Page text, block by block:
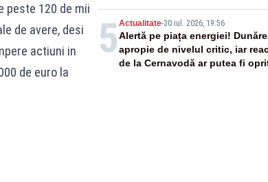
peste 120 de mii
de avere, desi
actiuni in
de euro la
5 Actualitate-30 iul. 2026, 19:56
Alertă pe piața energiei!
apropie de nivelul critic, iar
de la Cernavodă ar putea fi